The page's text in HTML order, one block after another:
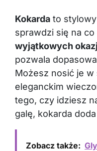
Kokarda to
sprawdzi się na
wyjątkowych
pozwala
Możesz nosić je
eleganckim
tego, czy idziesz
galę, kokarda
Zobacz także: